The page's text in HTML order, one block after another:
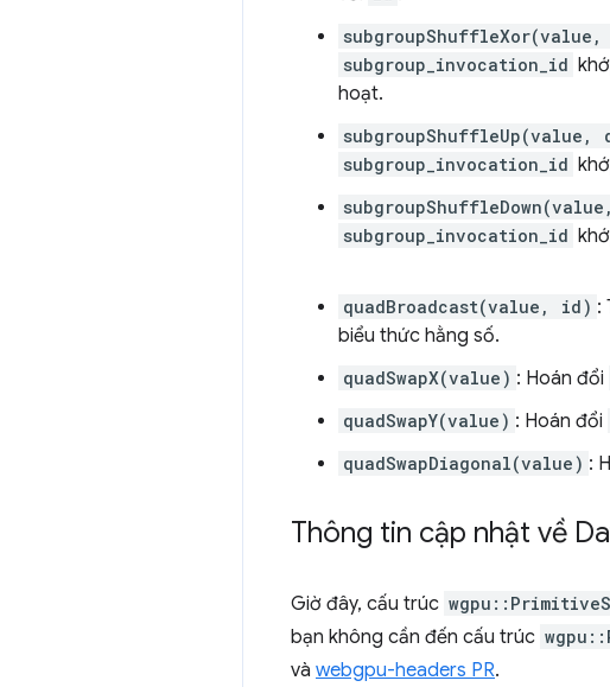
subgroupShuffleXor(value,
subgroup_invocation_id
hoạt.
subgroupShuffleUp(value,
subgroup_invocation_id
subgroup_invocation_id
quadBroadcast(value, id) :
biểu thức hằng số.
quadSwapX(value) : Hoán đổi
quadSwapY(value) : Hoán đổi
quadSwapDiagonal(value) :
Thông tin cập nhật về
Giờ đây, cấu trúc
bạn không cần đến cấu trúc
và webgpu-headers PR.